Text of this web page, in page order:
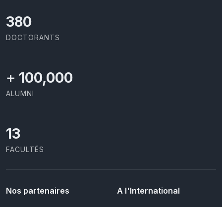
403
DOCTORANTS
+ 100,000
ALUMNI
13
FACULTÉS
Nos partenaires A l'International